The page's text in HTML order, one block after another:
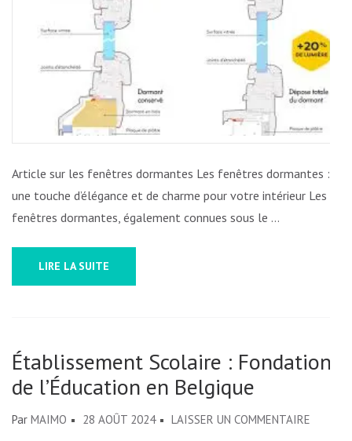
UN
CHARME
Article sur les fenêtres dormantes Les fenêtres dormantes :
une touche d’élégance et de charme pour votre intérieur Les
fenêtres dormantes, également connues sous le …
LIRE LA SUITE
Établissement Scolaire : Fondation
de l’Éducation en Belgique
Par MAIMO 28 AOÛT 2024 LAISSER UN COMMENTAIRE